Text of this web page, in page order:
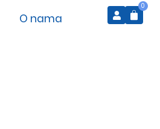
O nama
0